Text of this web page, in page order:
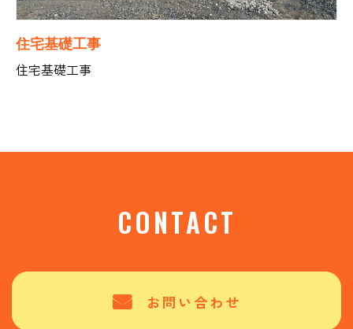
住宅基礎工事
住宅基礎工事
CONTACT
お問い合わせ